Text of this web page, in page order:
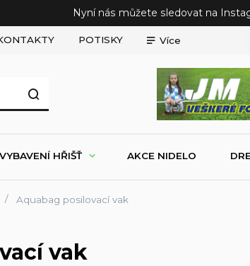
Nyní nás můžete sledovat na
POTISKY Více
HŘIŠŤ AKCE NIDELO
Aquabag posilovací vak
vak